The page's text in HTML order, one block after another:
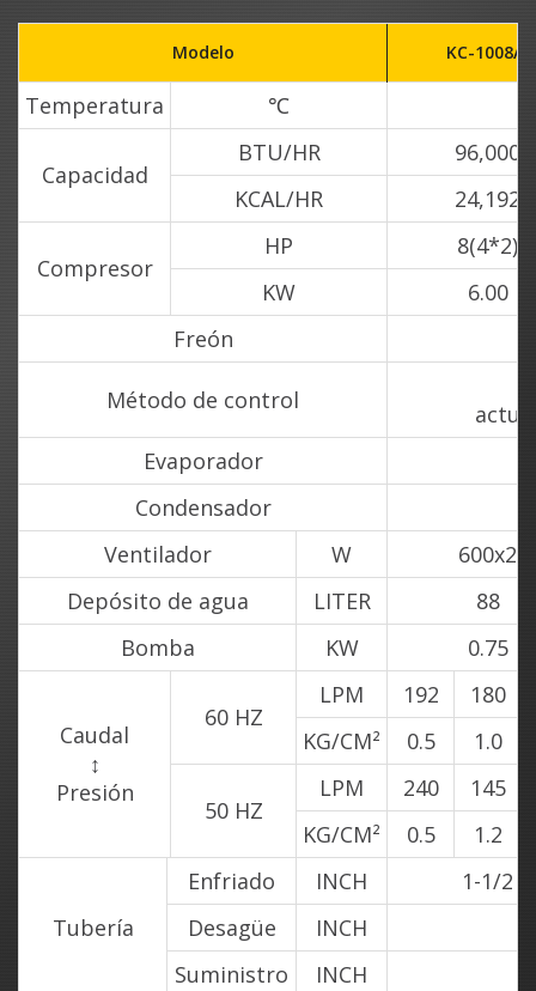
Modelo KC-1008AI
Temperatura ℃
Capacidad
BTU/HR
96,000
KCAL/HR
24,192
Compresor
HP
8(4*2)
KW
6.00
Freón
Método de control
Evaporador
Condensador
Ventilador
W
600x2
Depósito de agua
LITER
88
Bomba
KW 0.75
Caudal
↕
Presión
60 HZ
LPM 192
180
KG/CM²
0.5 1.0
50 HZ
LPM 240
145
KG/CM²
0.5 1.2
Tubería
Enfriado INCH
1-1/2
Desagüe
INCH
Suministro
INCH